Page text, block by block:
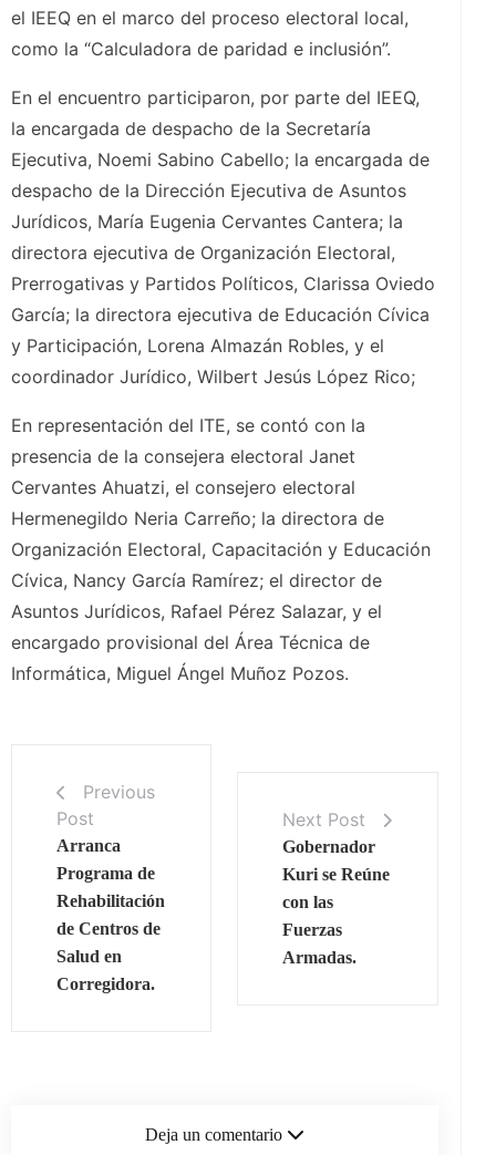
el IEEQ en el marco del proceso electoral local,
como la “Calculadora de paridad e inclusión”.
En el encuentro participaron, por parte del IEEQ,
la encargada de despacho de la Secretaría
Ejecutiva, Noemi Sabino Cabello; la encargada de
despacho de la Dirección Ejecutiva de Asuntos
Jurídicos, María Eugenia Cervantes Cantera; la
directora ejecutiva de Organización Electoral,
Prerrogativas y Partidos Políticos, Clarissa Oviedo
García; la directora ejecutiva de Educación Cívica
y Participación, Lorena Almazán Robles, y el
coordinador Jurídico, Wilbert Jesús López Rico;
En representación del ITE, se contó con la
presencia de la consejera electoral Janet
Cervantes Ahuatzi, el consejero electoral
Hermenegildo Neria Carreño; la directora de
Organización Electoral, Capacitación y Educación
Cívica, Nancy García Ramírez; el director de
Asuntos Jurídicos, Rafael Pérez Salazar, y el
encargado provisional del Área Técnica de
Informática, Miguel Ángel Muñoz Pozos.
Previous
Post
Arranca
Programa de
Rehabilitación
de Centros de
Salud en
Corregidora.
Next Post
Gobernador
Kuri se Reúne
con las
Fuerzas
Armadas.
Deja un comentario